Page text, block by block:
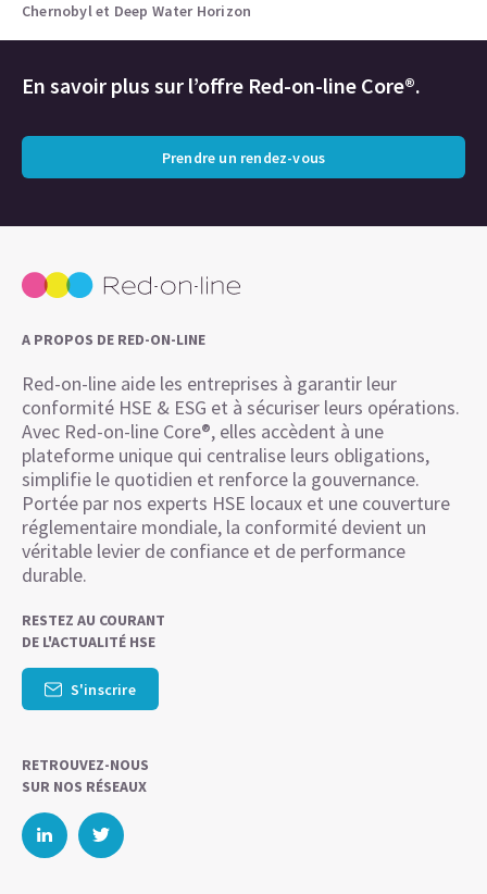
Chernobyl et Deep Water Horizon
En savoir plus sur l’offre Red-on-line Core®.
Prendre un rendez-vous
A PROPOS DE RED-ON-LINE
Red-on-line aide les entreprises à garantir leur
conformité HSE & ESG et à sécuriser leurs opérations.
Avec Red-on-line Core®, elles accèdent à une
plateforme unique qui centralise leurs obligations,
simplifie le quotidien et renforce la gouvernance.
Portée par nos experts HSE locaux et une couverture
réglementaire mondiale, la conformité devient un
véritable levier de confiance et de performance
durable.
RESTEZ AU COURANT
DE L'ACTUALITÉ HSE
S'inscrire
RETROUVEZ-NOUS
SUR NOS RÉSEAUX